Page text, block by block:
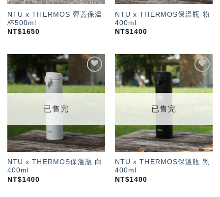
NTU x THERMOS 彈蓋保溫
杯500ml
NT$1650
NTU x THERMOS保溫瓶-粉
400ml
NT$1400
「願
望輕
已售完
NTU x THERMOS保溫瓶 白
400ml
NT$1400
「願
望輕
已售完
NTU x THERMOS保溫瓶 黑
400ml
NT$1400